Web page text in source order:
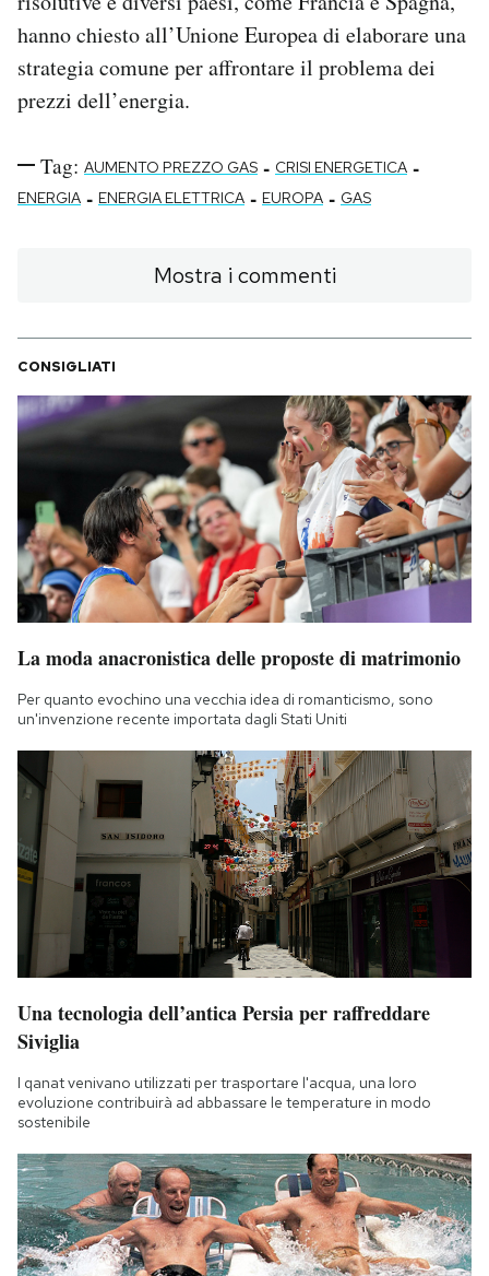
hanno chiesto all’Unione Europea di elaborare una
strategia comune per affrontare il problema dei
prezzi dell’energia.
Tag: AUMENTO PREZZO GAS - CRISI ENERGETICA -
ENERGIA - ENERGIA ELETTRICA - EUROPA - GAS
Mostra i commenti
CONSIGLIATI
La moda anacronistica delle proposte di matrimonio
Per quanto evochino una vecchia idea di romanticismo, sono
un'invenzione recente importata dagli Stati Uniti
Una tecnologia dell’antica Persia per raffreddare
Siviglia
I qanat venivano utilizzati per trasportare l'acqua, una loro
evoluzione contribuirà ad abbassare le temperature in modo
sostenibile